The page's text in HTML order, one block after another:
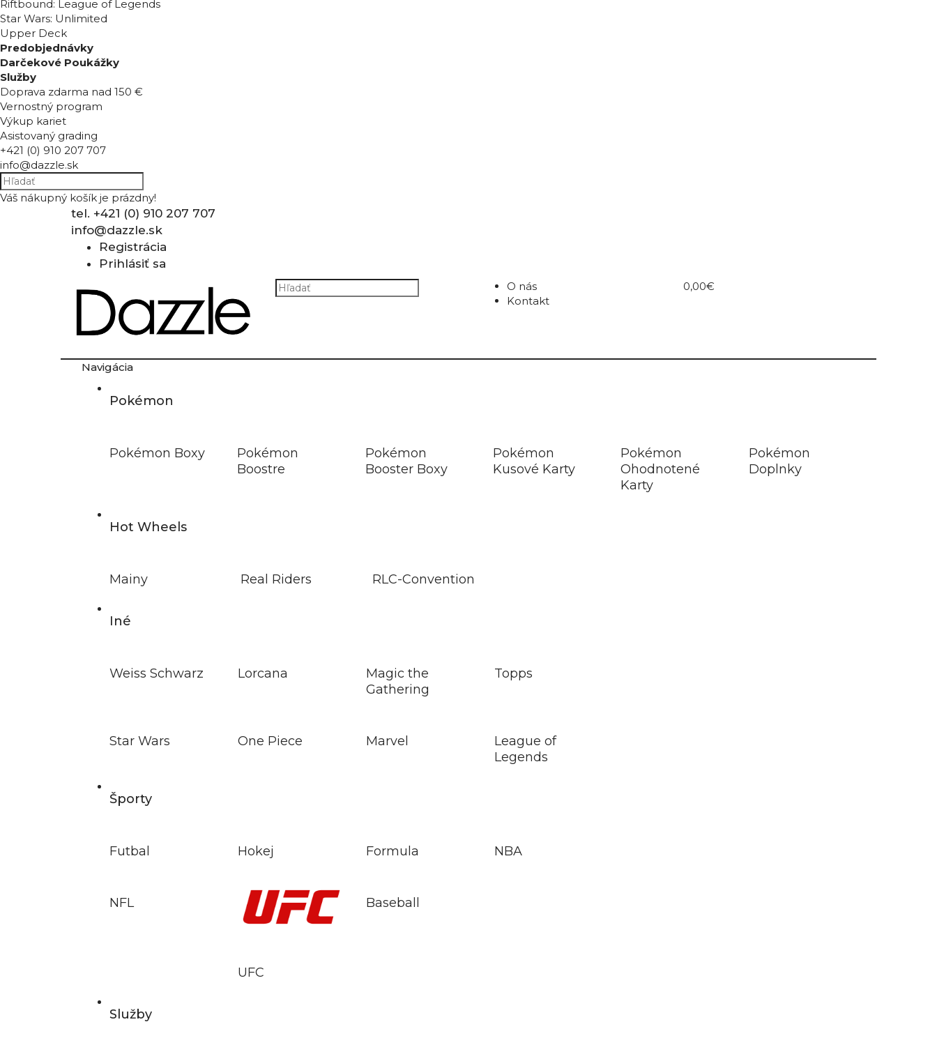
Riftbound: League of Legends
Star Wars: Unlimited
Upper Deck
Predobjednávky
Darčekové Poukážky
Služby
Doprava zdarma nad 150 €
Vernostný program
Výkup kariet
Asistovaný grading
+421 (0) 910 207 707
info@dazzle.sk
Váš nákupný košík je prázdny!
tel. +421 (0) 910 207 707
info@dazzle.sk
Registrácia
Prihlásiť sa
O nás
Kontakt
0,00€
Navigácia
Pokémon
Pokémon Boxy
Pokémon
Boostre
Pokémon
Booster Boxy
Pokémon
Kusové Karty
Pokémon
Ohodnotené
Karty
Pokémon
Doplnky
Hot Wheels
Mainy Real Riders RLC-Convention
Iné
Weiss Schwarz Lorcana
Magic the
Gathering
Topps
Star Wars One Piece Marvel
League of
Legends
Športy
Futbal Hokej Formula NBA
NFL
UFC
Baseball
Služby